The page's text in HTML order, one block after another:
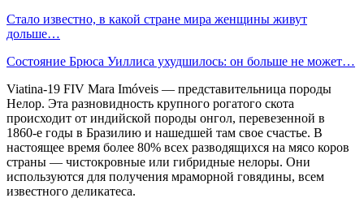
Стало известно, в какой стране мира женщины живут
дольше…
Состояние Брюса Уиллиса ухудшилось: он больше не может…
Viatina-19 FIV Mara Imóveis — представительница породы
Нелор. Эта разновидность крупного рогатого скота
происходит от индийской породы онгол, перевезенной в
1860-е годы в Бразилию и нашедшей там свое счастье. В
настоящее время более 80% всех разводящихся на мясо коров
страны — чистокровные или гибридные нелоры. Они
используются для получения мраморной говядины, всем
известного деликатеса.